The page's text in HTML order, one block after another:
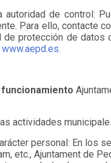
autoridad de control:
Para ello, contacte
protección de datos
www.aepd.es.
actividades
personal: En los
etc., Ajuntament de